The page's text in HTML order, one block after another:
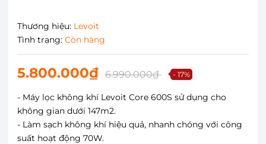
Thương hiệu: Levoit
Tình trạng: Còn hàng
5.800.000₫ 6.990.000₫ - 17%
- Máy lọc không khí Levoit Core 600S sử dụng cho
không gian dưới 147m2.
- Làm sạch không khí hiệu quả, nhanh chóng với công
suất hoạt động 70W.